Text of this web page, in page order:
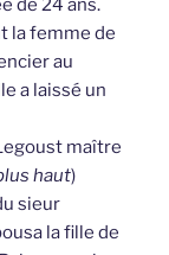
de 24 ans.
la femme de
au
a laissé un
maître
haut)
sieur
la fille de